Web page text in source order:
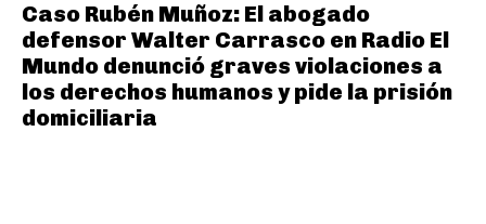
Caso Rubén Muñoz: El abogado
defensor Walter Carrasco en Radio El
Mundo denunció graves violaciones a
los derechos humanos y pide la prisión
domiciliaria